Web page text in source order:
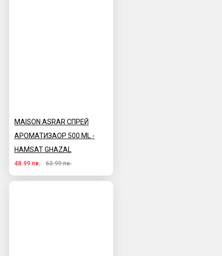
MAISON ASRAR СПРЕЙ
АРОМАТИЗАОР 500 ML -
HAMSAT GHAZAL
48.99 лв. 63.99 лв.